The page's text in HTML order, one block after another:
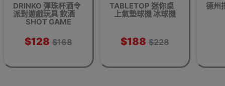
DRINKO 彈珠杯酒令
派對遊戲玩具 飲酒
SHOT GAME
$128 $168
TABLETOP 迷你桌
上氣墊球機 冰球機
$188 $228
德州